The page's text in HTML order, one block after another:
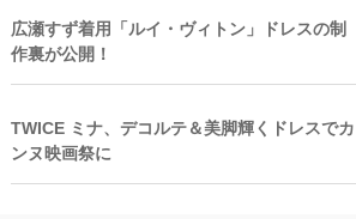
広瀬すず着用「ルイ・ヴィトン」ドレスの制
作裏が公開！
TWICE ミナ、デコルテ＆美脚輝くドレスでカ
ンヌ映画祭に